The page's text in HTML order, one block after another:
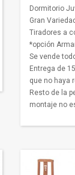
Dormitorio
Gran
Tiradores a
*opción
Se vende
Entrega de
que no haya
Resto de la
montaje no